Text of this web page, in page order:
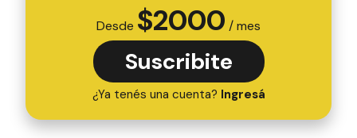
Desde $2000 / mes
Suscribite
¿Ya tenés una cuenta? Ingresá